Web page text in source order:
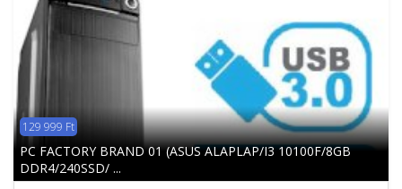
129 999 Ft
PC FACTORY BRAND 01 (ASUS ALAPLAP/I3 10100F/8GB
DDR4/240SSD/ ...